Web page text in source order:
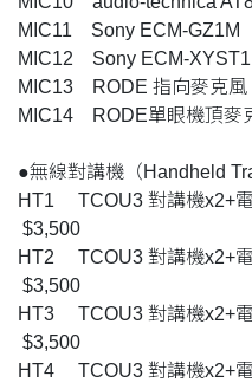
MIC11 Sony ECM-GZ1M
MIC12 Sony ECM-
MIC13 RODE 指向麥克風
MIC14 RODE單眼機頂麥
●無線對講機（Handheld
HT1 TCOU3 對講機x2+
$3,500
HT2 TCOU3 對講機x2+
$3,500
HT3 TCOU3 對講機x2+
$3,500
HT4 TCOU3 對講機x2+